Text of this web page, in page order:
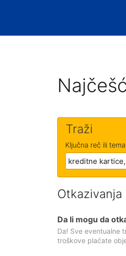
Traži
Ključna reč ili tema
Otkazivanja
Da li mogu da
Da! Sve eventualne
troškove plaćate